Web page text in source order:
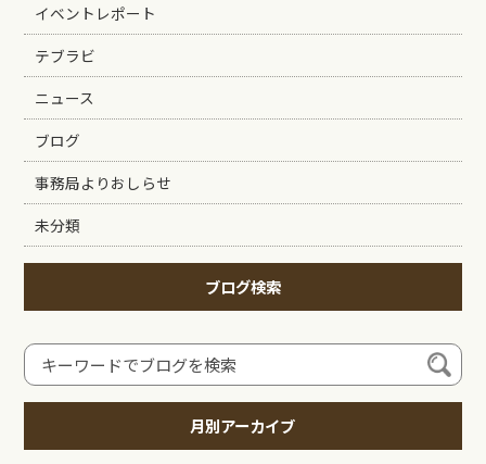
イベントレポート
テブラビ
ニュース
ブログ
事務局よりおしらせ
未分類
ブログ検索
月別アーカイブ